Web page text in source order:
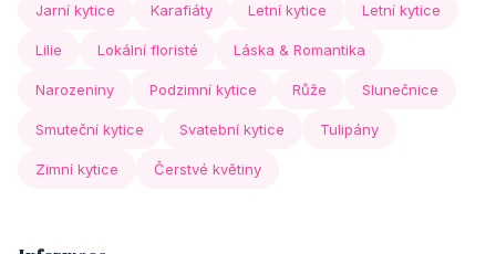
Jarní kytice Karafiáty Letní kytice Letní kytice
Lilie Lokální floristé Láska & Romantika
Narozeniny Podzimní kytice Růže Slunečnice
Smuteční kytice Svatební kytice Tulipány
Zimní kytice Čerstvé květiny